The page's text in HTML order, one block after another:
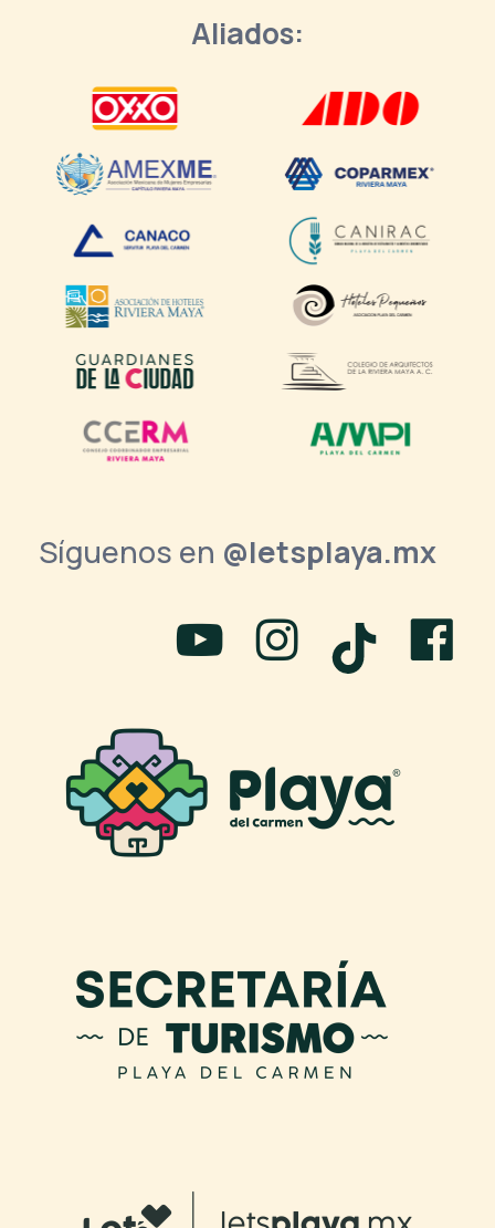
Aliados:
Síguenos en @letsplaya.mx